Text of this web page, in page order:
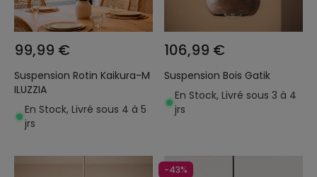
99,99 €
Suspension Rotin Kaikura-M
ILUZZIA
En Stock, Livré sous 4 à 5
jrs
106,99 €
Suspension Bois Gatik
En Stock, Livré sous 3 à 4
jrs
-43%